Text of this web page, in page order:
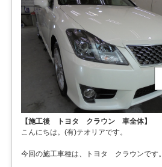
【施工後 トヨタ クラウン 車全体】
こんにちは。(有)テオリアです。
今回の施工車種は、トヨタ クラウンです。